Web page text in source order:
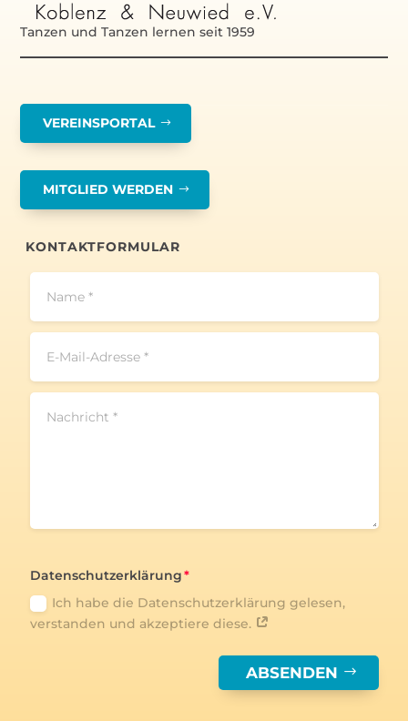
Tanzen und Tanzen lernen seit 1959
VEREINSPORTAL
MITGLIED WERDEN
KONTAKTFORMULAR
Datenschutzerklärung
Ich habe die Datenschutzerklärung gelesen,
verstanden und akzeptiere diese.
ABSENDEN